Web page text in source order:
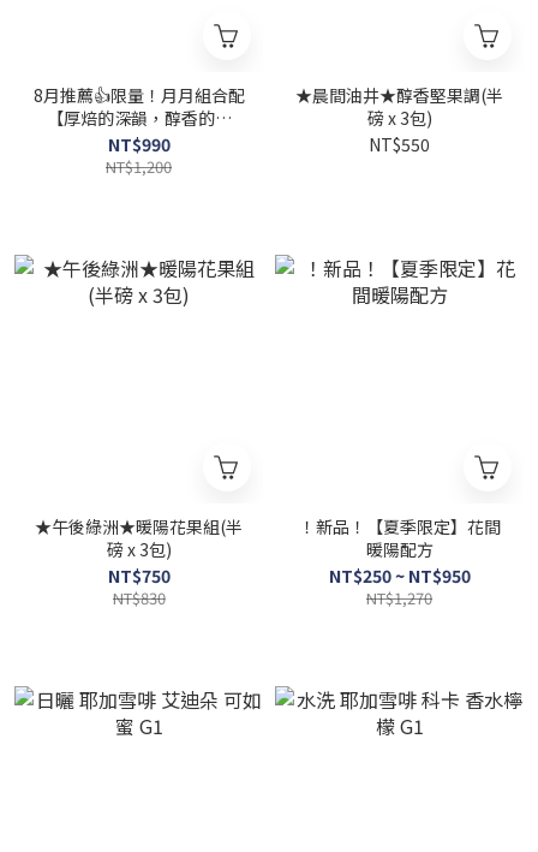
8月推薦👍限量！月月組合配
【厚焙的深韻，醇香的回
甘】虎皇曼特寧(一磅)＋金
牌橫綱(一磅)
NT$990
NT$1,200
★晨間油井★醇香堅果調(半
磅 x 3包)
NT$550
★午後綠洲★暖陽花果組(半
磅 x 3包)
NT$750
NT$830
！新品！【夏季限定】花間
暖陽配方
NT$250 ~ NT$950
NT$1,270